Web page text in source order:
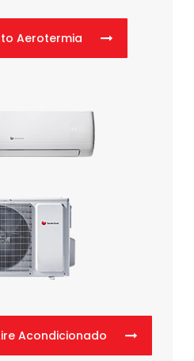
Aerotermia
Acondicionado